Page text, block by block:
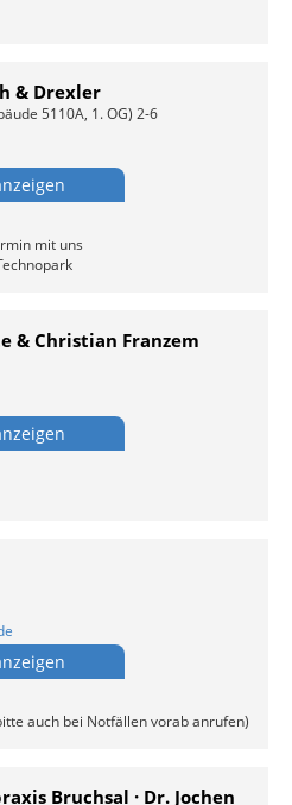
& Drexler
5110A, 1. OG) 2-6
mit uns
& Christian Franzem
auch bei Notfällen vorab anrufen)
Bruchsal · Dr. Jochen